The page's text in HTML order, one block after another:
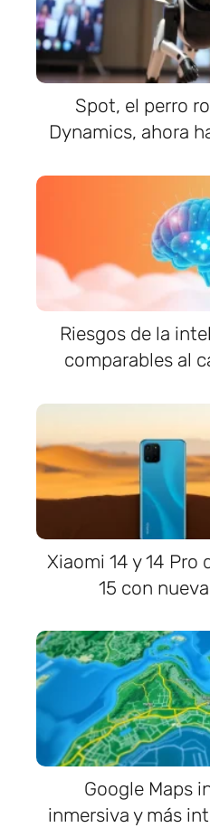
Spot, el perro
Dynamics, ahora
Riesgos de la
comparables al
Xiaomi 14 y 14
15 con
Google Maps
inmersiva y más